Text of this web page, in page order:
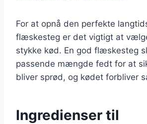
For at opnå den perfekte
flæskesteg er det vigtigt at
stykke kød. En god flæskesteg
passende mængde fedt for at
bliver sprød, og kødet forbliver
Ingredienser til